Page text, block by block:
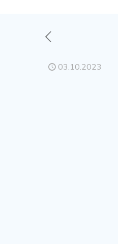
03.10.2023